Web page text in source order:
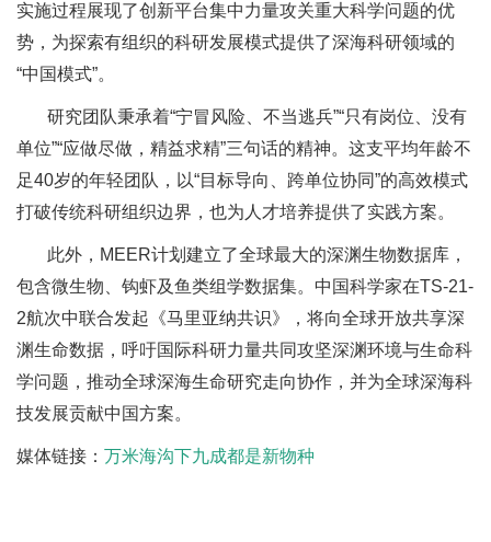
实施过程展现了创新平台集中力量攻关重大科学问题的优
势，为探索有组织的科研发展模式提供了深海科研领域的
“中国模式”。
研究团队秉承着“宁冒风险、不当逃兵”“只有岗位、没有
单位”“应做尽做，精益求精”三句话的精神。这支平均年龄不
足40岁的年轻团队，以“目标导向、跨单位协同”的高效模式
打破传统科研组织边界，也为人才培养提供了实践方案。
此外，MEER计划建立了全球最大的深渊生物数据库，
包含微生物、钩虾及鱼类组学数据集。中国科学家在TS-21-
2航次中联合发起《马里亚纳共识》，将向全球开放共享深
渊生命数据，呼吁国际科研力量共同攻坚深渊环境与生命科
学问题，推动全球深海生命研究走向协作，并为全球深海科
技发展贡献中国方案。
媒体链接： 万米海沟下九成都是新物种